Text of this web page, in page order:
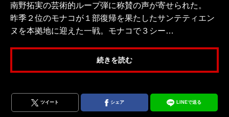
南野拓実の芸術的ループ弾に称賛の声が寄せられた。
昨季２位のモナコが１部復帰を果たしたサンテティエン
ヌを本拠地に迎えた一戦。モナコで３シー…
続きを読む
ツイート シェア LINEで送る